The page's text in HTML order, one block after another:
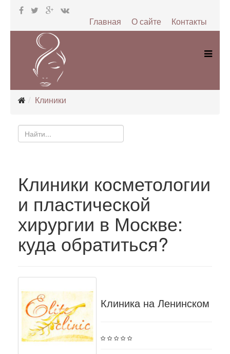
Контакты
О сайте
Главная
Клиники
Клиники косметологии
и пластической
хирургии в Москве:
куда обратиться?
Клиника на Ленинском